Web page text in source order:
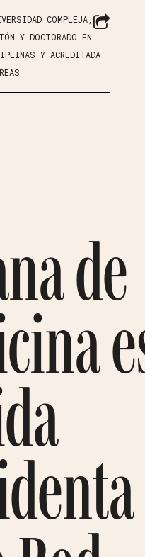
COMPLEJA,
Y DOCTORADO EN
Y ACREDITADA
de